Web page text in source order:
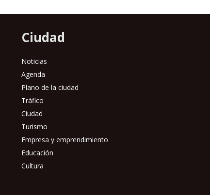
Ciudad
Noticias
Agenda
Plano de la ciudad
Tráfico
Ciudad
Turismo
Empresa y emprendimiento
Educación
Cultura